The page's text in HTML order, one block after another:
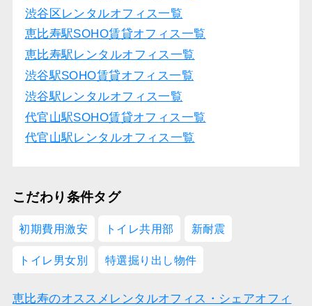
渋谷区レンタルオフィス一覧
恵比寿駅SOHO賃貸オフィス一覧
恵比寿駅レンタルオフィス一覧
渋谷駅SOHO賃貸オフィス一覧
渋谷駅レンタルオフィス一覧
代官山駅SOHO賃貸オフィス一覧
代官山駅レンタルオフィス一覧
こだわり条件タグ
初期費用激安 トイレ共用部 新耐震
トイレ男女別 特選掘り出し物件
恵比寿のオススメレンタルオフィス・シェアオフィ